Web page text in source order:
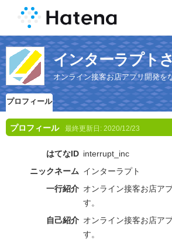
インターラプト
オンライン接客お店アプリ開発を
プロフィール
プロフィール 最終更新日: 2020/12/23
はてなID interrupt_inc
ニックネーム インターラプト
一行紹介 オンライン接客お店ア
す。
自己紹介 オンライン接客お店ア
す。